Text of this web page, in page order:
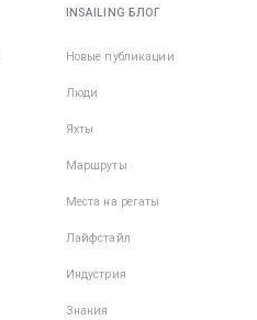
INSAILING БЛОГ
Новые публикации
Люди
Яхты
Маршруты
Места на регаты
Лайфстайл
Индустрия
Знания